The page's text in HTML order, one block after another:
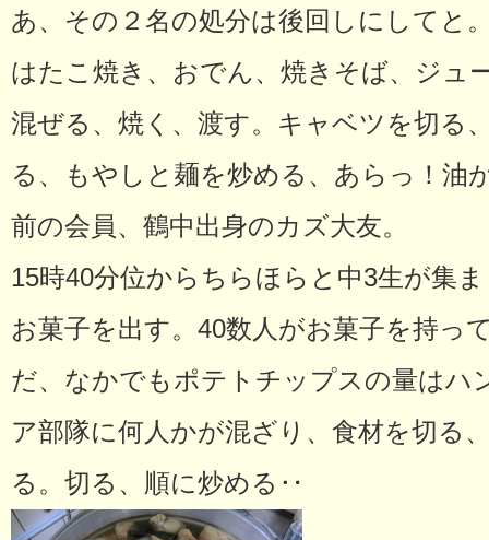
あ、その２名の処分は後回しにし
はたこ焼き、おでん、焼きそば、ジュ
混ぜる、焼く、渡す。キャベツを切る
る、もやしと麺を炒める、あらっ！
前の会員、鶴中出身のカズ大友。
15時40分位からちらほらと中3生が集
お菓子を出す。40数人がお菓子を持っ
だ、なかでもポテトチップスの量はハ
ア部隊に何人かが混ざり、食材を切る
る。切る、順に炒める‥